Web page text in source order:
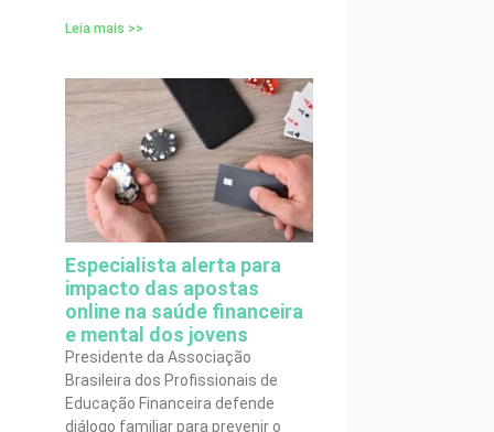
Leia mais >>
Especialista alerta para
impacto das apostas
online na saúde financeira
e mental dos jovens
Presidente da Associação
Brasileira dos Profissionais de
Educação Financeira defende
diálogo familiar para prevenir o